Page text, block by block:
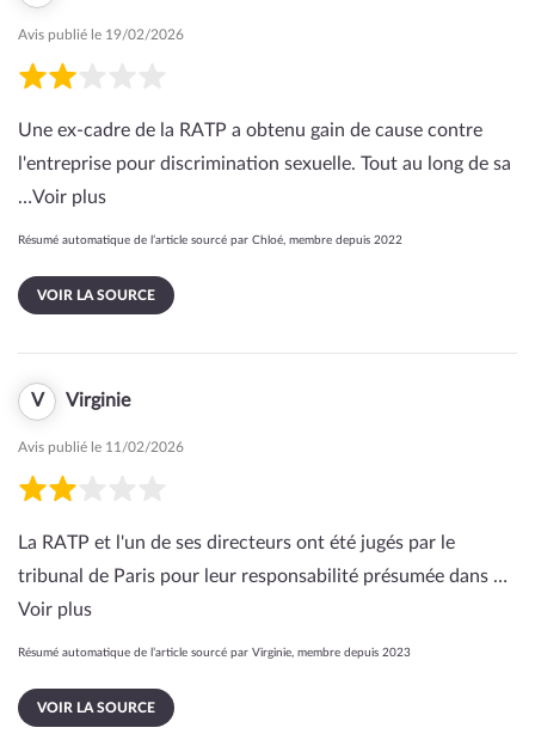
Avis publié le 19/02/2026
Une ex-cadre de la RATP a obtenu gain de cause contre
l'entreprise pour discrimination sexuelle. Tout au long de sa
…Voir plus
Résumé automatique de l’article sourcé par Chloé, membre depuis 2022
VOIR LA SOURCE
V Virginie
Avis publié le 11/02/2026
La RATP et l'un de ses directeurs ont été jugés par le
tribunal de Paris pour leur responsabilité présumée dans …
Voir plus
Résumé automatique de l’article sourcé par Virginie, membre depuis 2023
VOIR LA SOURCE